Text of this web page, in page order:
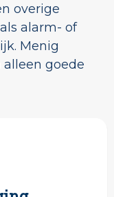
overige
alarm- of
Menig
goede